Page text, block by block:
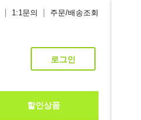
1:1문의 주문/배송조회
로그인
할인상품